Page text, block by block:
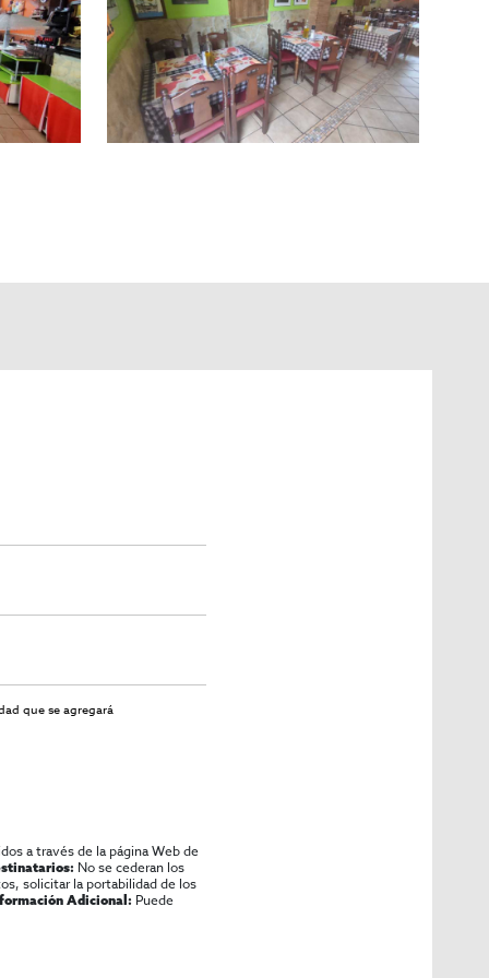
que se agregará
a través de la página Web de
No se cederan los
solicitar la portabilidad de los
Adicional: Puede